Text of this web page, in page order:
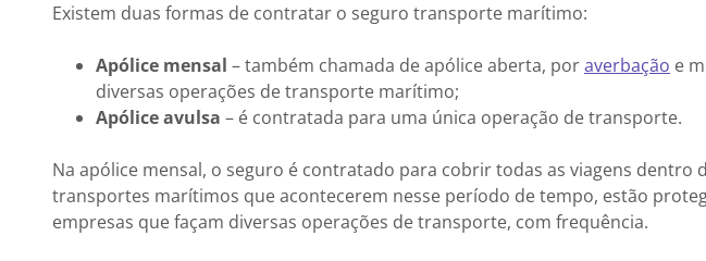
Existem duas formas de contratar o seguro transporte marítimo:
Apólice mensal – também chamada de apólice aberta, poraverbação e
diversas operações de transporte marítimo;
Apólice avulsa – é contratada para uma única operação de transporte.
Na apólice mensal, o seguro é contratado para cobrir todas as viagens
transportes marítimos que acontecerem nesse período de tempo, estão
empresas que façam diversas operações de transporte, com frequência.